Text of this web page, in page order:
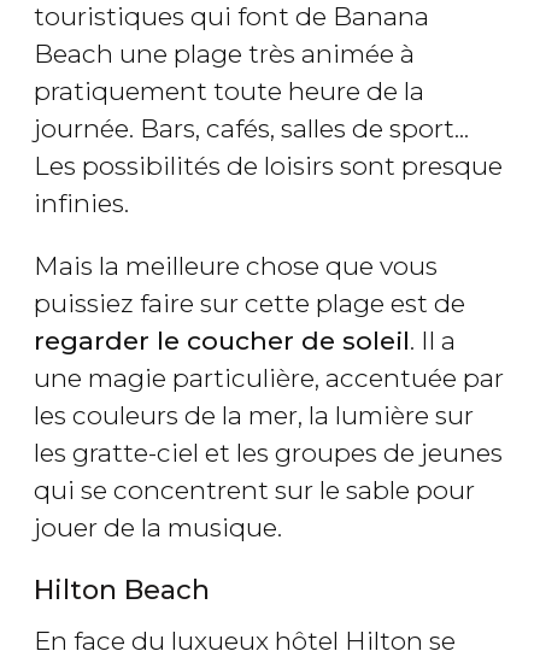
touristiques qui font de Banana
Beach une plage très animée à
pratiquement toute heure de la
journée. Bars, cafés, salles de sport...
Les possibilités de loisirs sont presque
infinies.
Mais la meilleure chose que vous
puissiez faire sur cette plage est de
regarder le coucher de soleil. Il a
une magie particulière, accentuée par
les couleurs de la mer, la lumière sur
les gratte-ciel et les groupes de jeunes
qui se concentrent sur le sable pour
jouer de la musique.
Hilton Beach
En face du luxueux hôtel Hilton se